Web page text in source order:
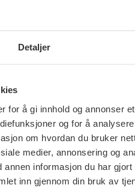
Detaljer
for å gi innhold og annonser
og for å
om hvordan du bruker
medier, annonsering og
informasjon du har gjort
inn gjennom din bruk av
av brannen i
i yrkesetisk råd